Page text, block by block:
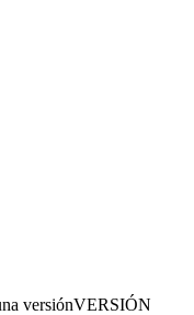
versiónVERSIÓN